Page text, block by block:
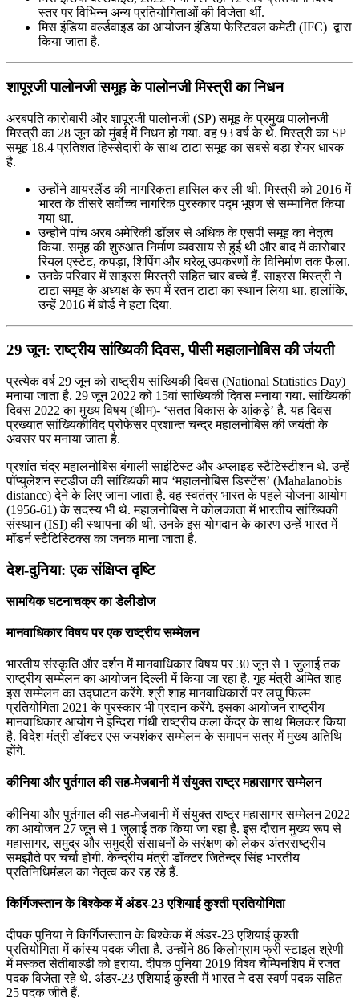
स्तर पर विभिन्न अन्य प्रतियोगिताओं की विजेता थीं.
मिस इंडिया वर्ल्डवाइड का आयोजन इंडिया फेस्टिवल कमेटी (IFC) द्वारा
किया जाता है.
शापूरजी पालोनजी समूह के पालोनजी मिस्त्री का निधन
अरबपति कारोबारी और शापूरजी पालोनजी (SP) समूह के प्रमुख पालोनजी
मिस्त्री का 28 जून को मुंबई में निधन हो गया. वह 93 वर्ष के थे. मिस्त्री का SP
समूह 18.4 प्रतिशत हिस्सेदारी के साथ टाटा समूह का सबसे बड़ा शेयर धारक
है.
उन्होंने आयरलैंड की नागरिकता हासिल कर ली थी. मिस्त्री को 2016 में
भारत के तीसरे सर्वोच्च नागरिक पुरस्कार पद्म भूषण से सम्मानित किया
गया था.
उन्होंने पांच अरब अमेरिकी डॉलर से अधिक के एसपी समूह का नेतृत्व
किया. समूह की शुरुआत निर्माण व्यवसाय से हुई थी और बाद में कारोबार
रियल एस्टेट, कपड़ा, शिपिंग और घरेलू उपकरणों के विनिर्माण तक फैला.
उनके परिवार में साइरस मिस्त्री सहित चार बच्चे हैं. साइरस मिस्त्री ने
टाटा समूह के अध्यक्ष के रूप में रतन टाटा का स्थान लिया था. हालांकि,
उन्हें 2016 में बोर्ड ने हटा दिया.
29 जून: राष्‍ट्रीय सांख्यिकी दिवस, पीसी महालानोबिस की जंयती
प्रत्येक वर्ष 29 जून को राष्ट्रीय सांख्यिकी दिवस (National Statistics Day)
मनाया जाता है. 29 जून 2022 को 15वां सांख्यिकी दिवस मनाया गया. सांख्यिकी
दिवस 2022 का मुख्य विषय (थीम)- ‘सतत विकास के आंकड़े’ है. यह दिवस
प्रख्यात सांख्यिकीविद प्रोफेसर प्रशान्त चन्द्र महालनोबिस की जयंती के
अवसर पर मनाया जाता है.
प्रशांत चंद्र महालनोबिस बंगाली साइंटिस्ट और अप्लाइड स्टैटिस्टीशन थे. उन्हें
पॉप्युलेशन स्टडीज की सांख्यिकी माप ‘महालनोबिस डिस्टेंस’ (Mahalanobis
distance) देने के लिए जाना जाता है. वह स्वतंत्र भारत के पहले योजना आयोग
(1956-61) के सदस्य भी थे. महालनोबिस ने कोलकाता में भारतीय सांख्यिकी
संस्थान (ISI) की स्थापना की थी. उनके इस योगदान के कारण उन्हें भारत में
मॉडर्न स्टैटिस्टिक्स का जनक माना जाता है.
देश-दुनिया: एक संक्षिप्त दृष्टि
सामयिक घटनाचक्र का डेलीडोज
मानवाधिकार विषय पर एक राष्ट्रीय सम्मेलन
भारतीय संस्‍कृति और दर्शन में मानवाधिकार विषय पर 30 जून से 1 जुलाई तक
राष्‍ट्रीय सम्‍मेलन का आयोजन दिल्ली में किया जा रहा है. गृह मंत्री अमित शाह
इस सम्‍मेलन का उद्घाटन करेंगे. श्री शाह मानवाधिकारों पर लघु फिल्‍म
प्रतियोगिता 2021 के पुरस्‍कार भी प्रदान करेंगे. इसका आयोजन राष्‍ट्रीय
मानवाधिकार आयोग ने इन्दिरा गांधी राष्‍ट्रीय कला केंद्र के साथ मिलकर किया
है. विदेश मंत्री डॉक्‍टर एस जयशंकर सम्‍मेलन के समापन सत्र में मुख्‍य अतिथि
होंगे.
कीनिया और पुर्तगाल की सह-मेजबानी में संयुक्‍त राष्‍ट्र महासागर सम्‍मेलन
कीनिया और पुर्तगाल की सह-मेजबानी में संयुक्‍त राष्‍ट्र महासागर सम्‍मेलन 2022
का आयोजन 27 जून से 1 जुलाई तक किया जा रहा है. इस दौरान मुख्‍य रूप से
महासागर, समुद्र और समुद्री संसाधनों के सरंक्षण को लेकर अंतरराष्‍ट्रीय
समझौते पर चर्चा होगी. केन्‍द्रीय मंत्री डॉक्‍टर जितेन्‍द्र सिंह भारतीय
प्रतिनिधिमंडल का नेतृत्‍व कर रह रहे हैं.
किर्गिजस्तान के बिश्केक में अंडर-23 एशियाई कुश्‍ती प्रतियोगिता
दीपक पुनिया ने किर्गिजस्तान के बिश्केक में अंडर-23 एशियाई कुश्‍ती
प्रतियोगिता में कांस्‍य पदक जीता है. उन्‍होंने 86 किलोग्राम फ्री स्‍टाइल श्रेणी
में मस्‍कत सेतीबा‍ल्‍डी को हराया. दीपक पुनिया 2019 विश्‍व चैम्पिनशिप में रजत
पदक विजेता रहे थे. अंडर-23 एशियाई कुश्‍ती में भारत ने दस स्‍वर्ण पदक सहित
25 पदक जीते हैं.